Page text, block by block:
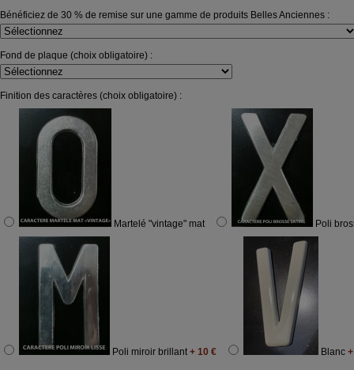
Bénéficiez de 30 % de remise sur une gamme de produits Belles Anciennes :
Fond de plaque (choix obligatoire) :
Finition des caractères (choix obligatoire) :
Martelé "vintage" mat Poli
Poli miroir brillant+ 10 € Blanc